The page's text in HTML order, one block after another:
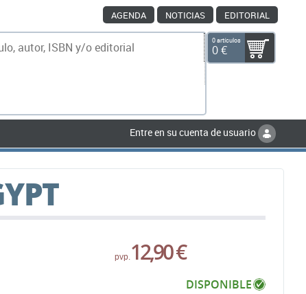
AGENDA NOTICIAS EDITORIAL
0 artículos
0 €
Entre en su cuenta de usuario
pvp.12,90 €
DISPONIBLE